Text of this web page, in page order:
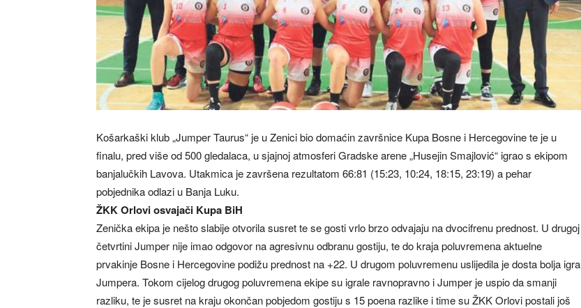
Košarkaški klub „Jumper Taurus“ je u Zenici bio domaćin završnice Kupa Bosne i Hercegovine te je u
finalu, pred više od 500 gledalaca, u sjajnoj atmosferi Gradske arene „Husejin Smajlović“ igrao s ekipom
banjalučkih Lavova. Utakmica je završena rezultatom 66:81 (15:23, 10:24, 18:15, 23:19) a pehar
pobjednika odlazi u Banja Luku.
ŽKK Orlovi osvajači Kupa BiH
Zenička ekipa je nešto slabije otvorila susret te se gosti vrlo brzo odvajaju na dvocifrenu prednost. U drugoj
četvrtini Jumper nije imao odgovor na agresivnu odbranu gostiju, te do kraja poluvremena aktuelne
prvakinje Bosne i Hercegovine podižu prednost na +22. U drugom poluvremenu uslijedila je dosta bolja igra
Jumpera. Tokom cijelog drugog poluvremena ekipe su igrale ravnopravno i Jumper je uspio da smanji
razliku, te je susret na kraju okončan pobjedom gostiju s 15 poena razlike i time su ŽKK Orlovi postali još